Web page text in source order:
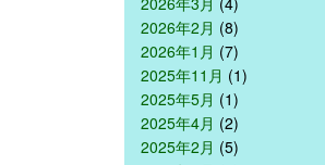
2026年2月 (8)
2026年1月 (7)
2025年11月 (1)
2025年5月 (1)
2025年4月 (2)
2025年2月 (5)